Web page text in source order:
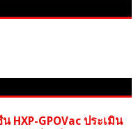
HXP-GPOVac ประเมิน